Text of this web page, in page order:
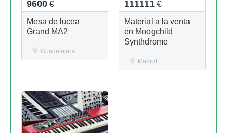
9600 €
Mesa de lucea
Grand MA2
Guadalajara
111111 €
Material a la venta
en Moogchild
Synthdrome
Madrid